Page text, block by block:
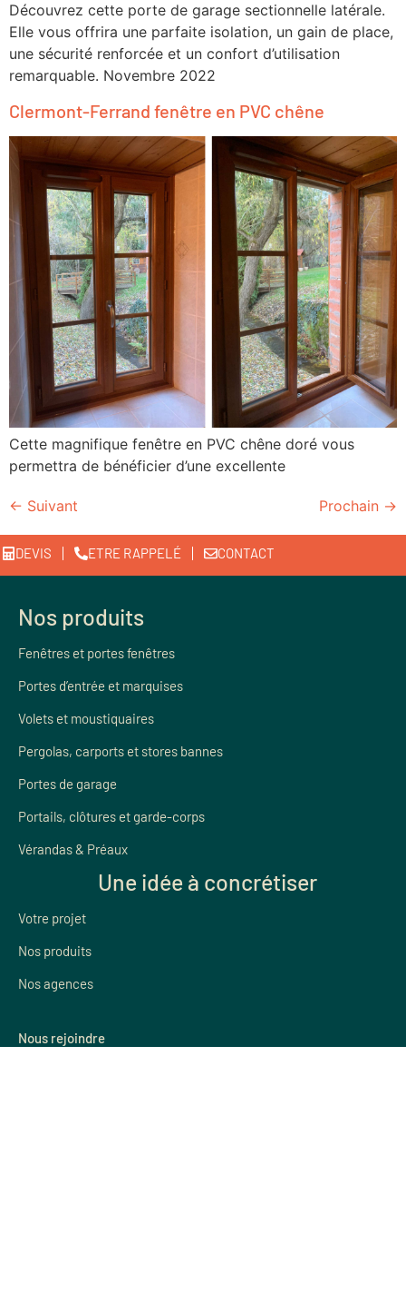
Découvrez cette porte de garage sectionnelle latérale.
Elle vous offrira une parfaite isolation, un gain de place,
une sécurité renforcée et un confort d’utilisation
remarquable. Novembre 2022
Clermont-Ferrand fenêtre en PVC chêne
Cette magnifique fenêtre en PVC chêne doré vous
permettra de bénéficier d’une excellente
← Suivant Prochain →
DEVIS ETRE RAPPELÉ CONTACT
Nos produits
Fenêtres et portes fenêtres
Portes d’entrée et marquises
Volets et moustiquaires
Pergolas, carports et stores bannes
Portes de garage
Portails, clôtures et garde-corps
Vérandas & Préaux
Une idée à concrétiser
Votre projet
Nos produits
Nos agences
Nous rejoindre